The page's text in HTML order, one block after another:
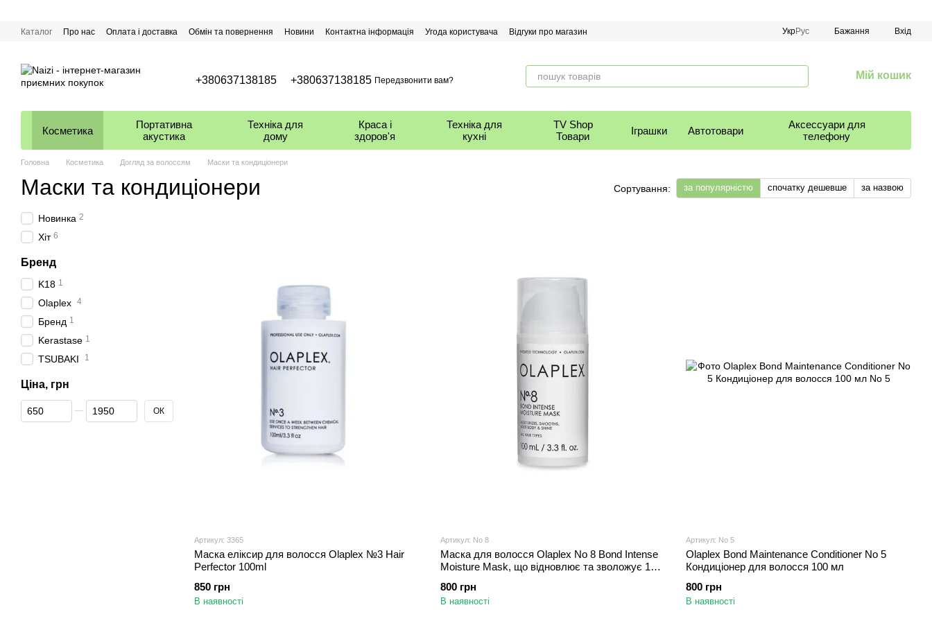
Каталог Про нас Оплата і доставка Обмін та повернення Новини Контактна інформація Угода користувача Відгуки про магазин УкрРус Бажання Вхід
+380637138185 +380637138185 Передзвонити вам? Мій кошик
Косметика
Портативна
акустика
Техніка для
дому
Краса і
здоров'я
Техніка для
кухні
TV Shop
Товари
Іграшки Автотовари
Аксессуари для
телефону
Головна Косметика Догляд за волоссям Маски та кондиціонери
Маски та кондиціонери Сортування: за популярністю спочатку дешевше за назвою
Артикул: 3365
Маска еліксир для волосся Olaplex №3 Hair
Perfector 100ml
850 грн
В наявності
Артикул: No 8
Маска для волосся Olaplex No 8 Bond Intense
Moisture Mask, що відновлює та зволожує 100
800 грн
В наявності
Артикул: No 5
Olaplex Bond Maintenance Conditioner No 5
Кондиціонер для волосся 100 мл
800 грн
В наявності
Новинка 2
Хіт 6
Бренд
K18 1
Olaplex 4
Бренд 1
Kerastase 1
TSUBAKI 1
Ціна, грн
Від Ціна, грн
До Ціна, грн ОК